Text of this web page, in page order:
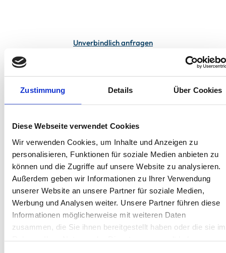
Zustimmung Details Über Cookies
Diese Webseite verwendet Cookies
Wir verwenden Cookies, um Inhalte und Anzeigen zu
personalisieren, Funktionen für soziale Medien anbieten zu
können und die Zugriffe auf unsere Website zu analysieren.
Außerdem geben wir Informationen zu Ihrer Verwendung
unserer Website an unsere Partner für soziale Medien,
Werbung und Analysen weiter. Unsere Partner führen diese
Informationen möglicherweise mit weiteren Daten
zusammen, die Sie ihnen bereitgestellt haben oder die sie im
Unverbindlich anfragen
Bis 60 Tage vorab kostenfrei stornieren
Endreinigung inklusive
Wäschepakete inklusive
Gäste-App mit digitalen Bonusprogrammen
Wilhelm-Feldhoff-Straße 5, 26757 Borkum
Objekt-Nr.: 4820001
Diese Unterkunft teilen: